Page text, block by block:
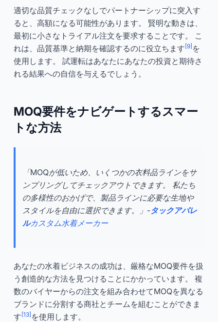
適切な品質チェックなしでパートナーシップに突入す
ると、高額になる可能性があります。 賢明な動きは、
最初に小さなトライアル注文を要求することです。 こ
れは、品質基準と納期を確認するのに役立ちます [9] を
使用します。 試運転はあなたにあなたの投資と期待さ
れる結果への自信を与えるでしょう。
MOQ要件をナビゲートするスマー
トな方法
「MOQが低いため、いくつかの衣料品ラインをサ
ンプリングしてチェックアウトできます。 私たち
の多様性のおかげで、製品ラインに必要な生地や
スタイルを自由に選択できます。」-タックアパレ
ルカスタム水着メーカー
あなたの水着ビジネスの成功は、厳格なMOQ要件を扱
う創造的な方法を見つけることにかかっています。 複
数のバイヤーからの注文を組み合わせてMOQを異なる
ブランドに分割する商社とチームを組むことができま
す [13] を使用します。